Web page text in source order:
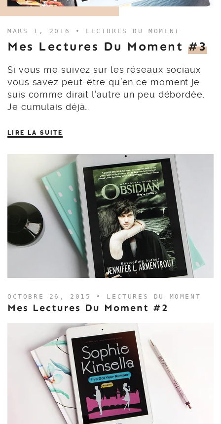
MARS 1, 2016 • LECTURES DU MOMENT
Mes Lectures Du Moment #3
Si vous me suivez sur les réseaux sociaux
vous savez peut-être qu’en ce moment je
suis comme dirait l’autre un peu débordée.
Je cumulais déjà…
LIRE LA SUITE
OCTOBRE 26, 2015 • LECTURES DU MOMENT
Mes Lectures Du Moment #2